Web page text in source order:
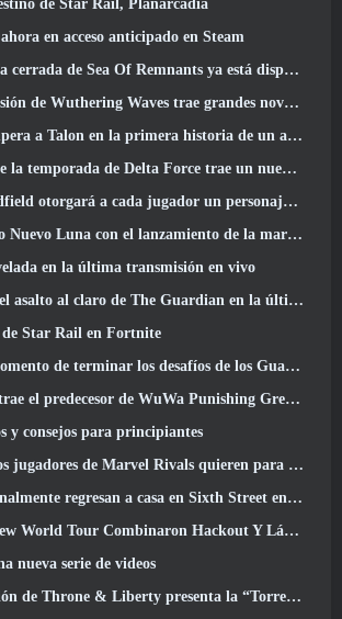
de Star Rail, Planarcadia
en acceso anticipado en Steam
de Sea Of Remnants ya está disponible
Waves trae grandes novedades y cambios en la calidad de vida
primera historia de un año de duración en Overwatch (Sin "2", Blizzard está dejando eso)
de Delta Force trae un nuevo mapa, Modos, Y mejoras solicitadas por los jugadores
a cada jugador un personaje gratuito de seis estrellas de su elección
el lanzamiento de la maravilla invernal de Palia: Actualización de Año Nuevo de Riffrocin
en la última transmisión en vivo
de The Guardian en la última actualización de Guild Wars 2 que comienza hoy
Star Rail en Fortnite
los desafíos de los Guardianes de la Llama en Path Of Exile durante Legacy Of Phrecia
predecesor de WuWa Punishing Grey Raven a Steam
y consejos para principiantes
de Marvel Rivals quieren para el juego 2026
a casa en Sixth Street en la versión de Zenless Zone Zero 2.6 Actualizar
Tour Combinaron Hackout Y Láseres Orbitales
nueva serie de videos
& Liberty presenta la “Torre de la codicia” generada aleatoriamente